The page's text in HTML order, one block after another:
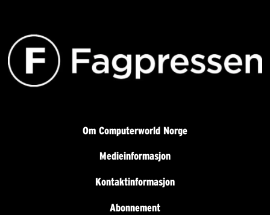
Om Computerworld Norge
Medieinformasjon
Kontaktinformasjon
Abonnement